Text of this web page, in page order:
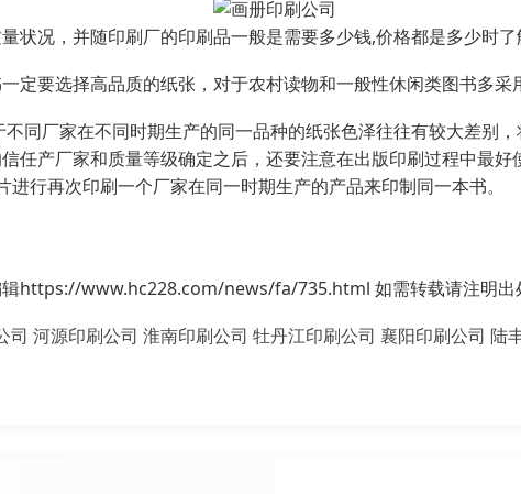
状况，并随印刷厂的印刷品一般是需要多少钱,价格都是多少时
定要选择高品质的纸张，对于农村读物和一般性休闲类图书多
同厂家在不同时期生产的同一品种的纸张色泽往往有较大差别
任产厂家和质量等级确定之后，还要注意在出版印刷过程中最
行再次印刷一个厂家在同一时期生产的产品来印制同一本书。
辑https://www.hc228.com/news/fa/735.html 如需转载请注明出
司 河源印刷公司 淮南印刷公司 牡丹江印刷公司 襄阳印刷公司 陆